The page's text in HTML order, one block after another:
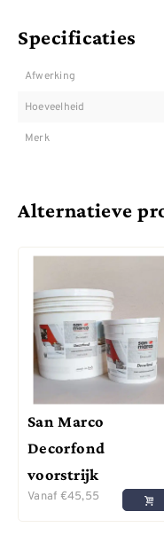
Specificaties
Afwerking
Hoeveelheid
Merk
Alternatieve
San Marco
Decorfond
voorstrijk
Vanaf €45,55